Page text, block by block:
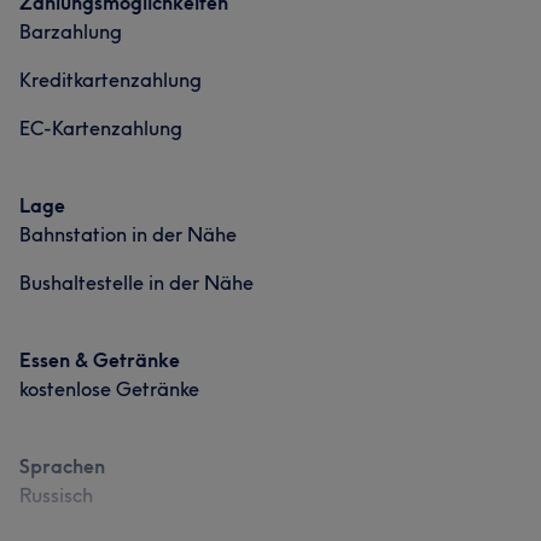
Barzahlung
Kreditkartenzahlung
EC-Kartenzahlung
Lage
Bahnstation in der Nähe
Bushaltestelle in der Nähe
Essen & Getränke
kostenlose Getränke
Sprachen
Russisch